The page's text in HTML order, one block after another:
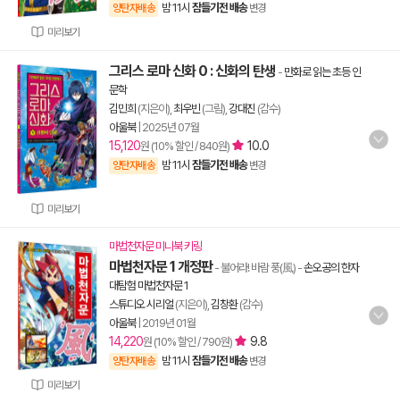
미리보기
양탄자배송 밤 11시 잠들기전 배송 변경
미리보기
그리스 로마 신화 0 : 신화의 탄생 - 만화로 읽는 초등 인
문학
김민희 (지은이), 최우빈 (그림), 강대진 (감수)
아울북| 2025년 07월
15,120원 (10% 할인 / 840원) 10.0
양탄자배송 밤 11시 잠들기전 배송 변경
미리보기
마법천자문 미니북 키링
마법천자문 1 개정판- 불어라! 바람 풍(風) -손오공의 한자
대탐험 마법천자문 1
스튜디오 시리얼 (지은이), 김창환(감수)
아울북| 2019년 01월
14,220원 (10% 할인 / 790원) 9.8
양탄자배송 밤 11시 잠들기전 배송 변경